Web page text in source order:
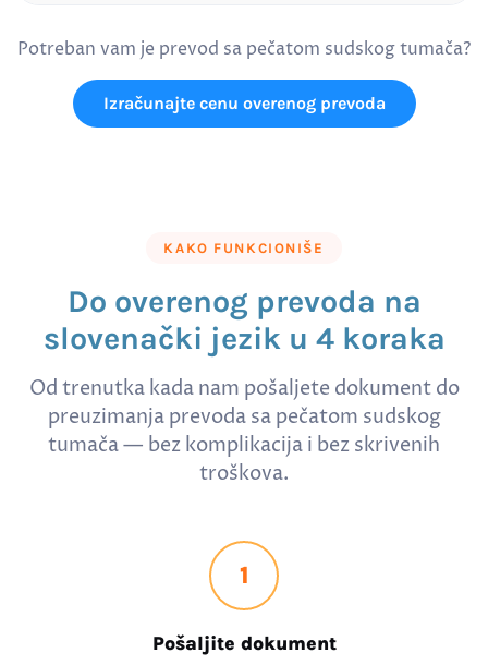
Potreban vam je prevod sa pečatom sudskog tumača?
Izračunajte cenu overenog prevoda
KAKO FUNKCIONIŠE
Do overenog prevoda na
slovenački jezik u 4 koraka
Od trenutka kada nam pošaljete dokument do
preuzimanja prevoda sa pečatom sudskog
tumača — bez komplikacija i bez skrivenih
troškova.
1
Pošaljite dokument